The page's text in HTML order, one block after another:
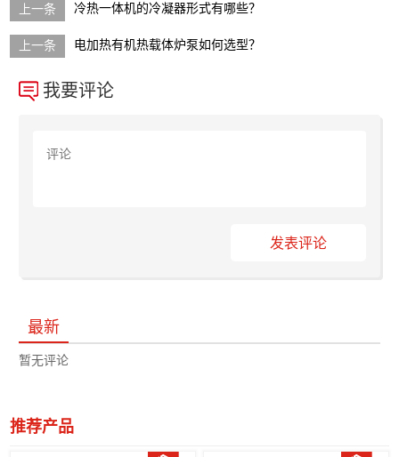
冷热一体机的冷凝器形式有哪些？
电加热有机热载体炉泵如何选型？
我要评论
发表评论
最新
暂无评论
推荐产品